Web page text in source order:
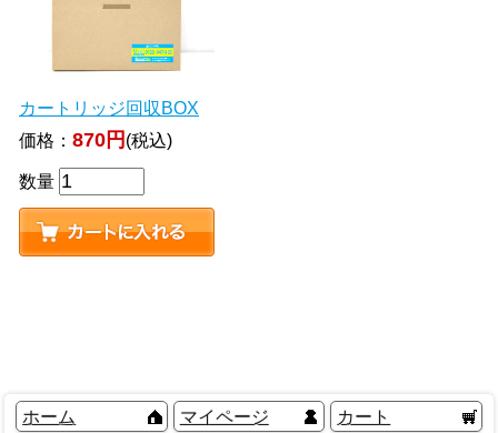
カートリッジ回収BOX
価格： 870円 (税込)
数量
ホーム マイページ カート